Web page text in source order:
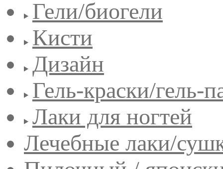
Гели/биогели
Кисти
Дизайн
Гель-краски/гель-
Лаки для ногтей
Лечебные лаки/